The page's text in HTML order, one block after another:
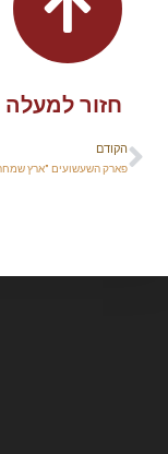
חזור למעלה
הקודם